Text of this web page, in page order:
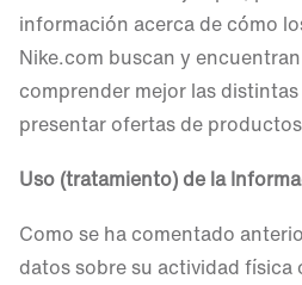
información acerca de cómo
Nike.com buscan y
comprender mejor las
presentar ofertas de
Uso (tratamiento) de la
Como se ha comentado
datos sobre su actividad física